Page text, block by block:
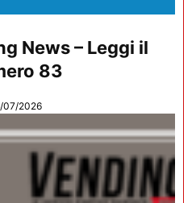
News – Leggi il
83
07/2026